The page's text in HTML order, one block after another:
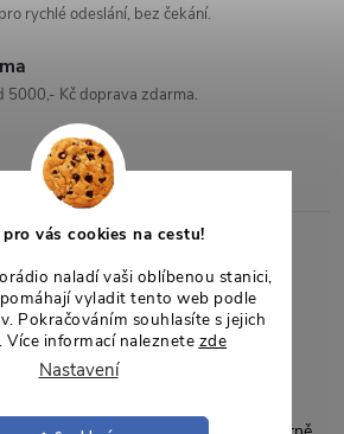
pro vás cookies na cestu!
naladí vaši oblíbenou stanici,
vyladit tento web podle
Pokračováním souhlasíte s jejich
Více informací naleznete zde
Nastavení
rychlé odeslání, bez čekání.
5000,- Kč doprava zdarma.
zákazníků